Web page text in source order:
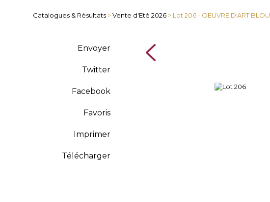
Catalogues & Résultats >Vente d'Eté 2026 > Lot 206 - OEUVRE D'ART BLOU
Envoyer
Twitter
Facebook
Favoris
Imprimer
Télécharger